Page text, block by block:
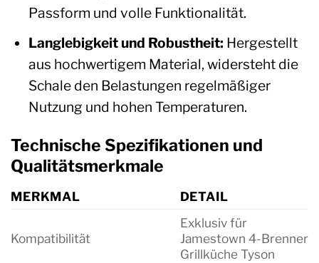
Passform und volle Funktionalität.
Langlebigkeit und Robustheit: Hergestellt
aus hochwertigem Material, widersteht die
Schale den Belastungen regelmäßiger
Nutzung und hohen Temperaturen.
Technische Spezifikationen und
Qualitätsmerkmale
MERKMAL DETAIL
Kompatibilität
Exklusiv für
Jamestown 4-Brenner
Grillküche Tyson